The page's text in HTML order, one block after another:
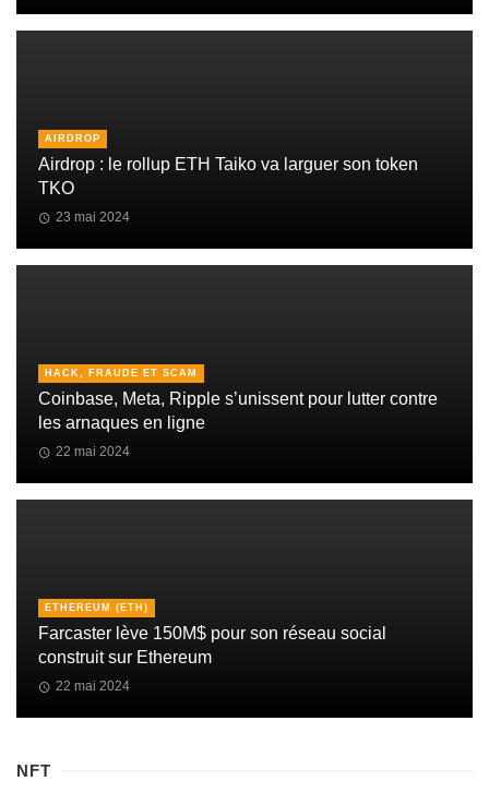
AIRDROP
Airdrop : le rollup ETH Taiko va larguer son token
TKO
23 mai 2024
HACK, FRAUDE ET SCAM
Coinbase, Meta, Ripple s’unissent pour lutter contre
les arnaques en ligne
22 mai 2024
ETHEREUM (ETH)
Farcaster lève 150M$ pour son réseau social
construit sur Ethereum
22 mai 2024
NFT